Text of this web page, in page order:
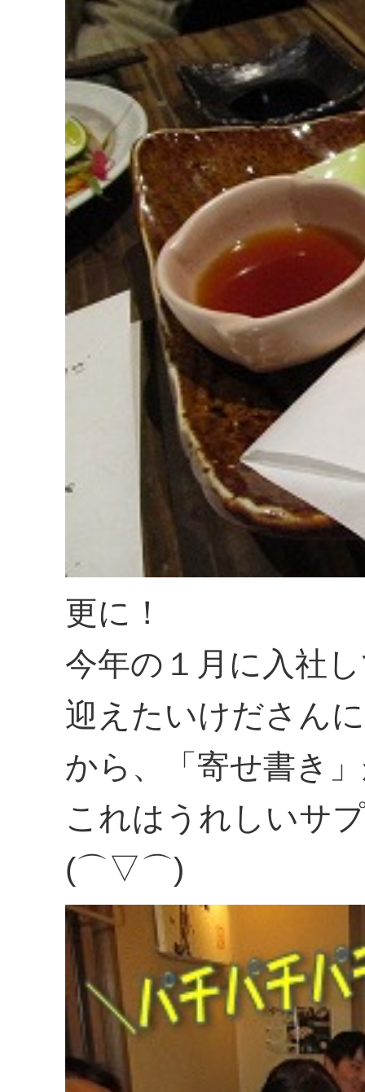
更に！
今年の１月に入社
迎えたいけださん
から、「寄せ書き
これはうれしいサ
(⌒▽⌒)